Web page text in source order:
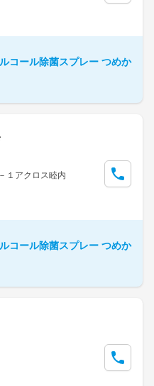
コール除菌スプレー つめか
１アクロス睦内
コール除菌スプレー つめか